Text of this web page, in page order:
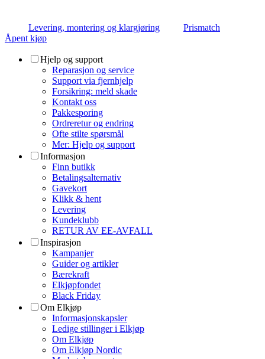
Levering, montering og klargjøring
Prismatch
Åpent kjøp
Hjelp og support
Reparasjon og service
Support via fjernhjelp
Forsikring: meld skade
Kontakt oss
Pakkesporing
Ordreretur og endring
Ofte stilte spørsmål
Mer: Hjelp og support
Informasjon
Finn butikk
Betalingsalternativ
Gavekort
Klikk & hent
Levering
Kundeklubb
RETUR AV EE-AVFALL
Inspirasjon
Kampanjer
Guider og artikler
Bærekraft
Elkjøpfondet
Black Friday
Om Elkjøp
Informasjonskapsler
Ledige stillinger i Elkjøp
Om Elkjøp
Om Elkjøp Nordic